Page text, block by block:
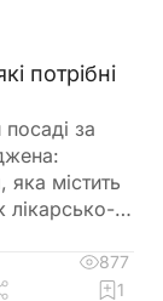
потрібні
посаді за
містить
лікарсько-
877
1